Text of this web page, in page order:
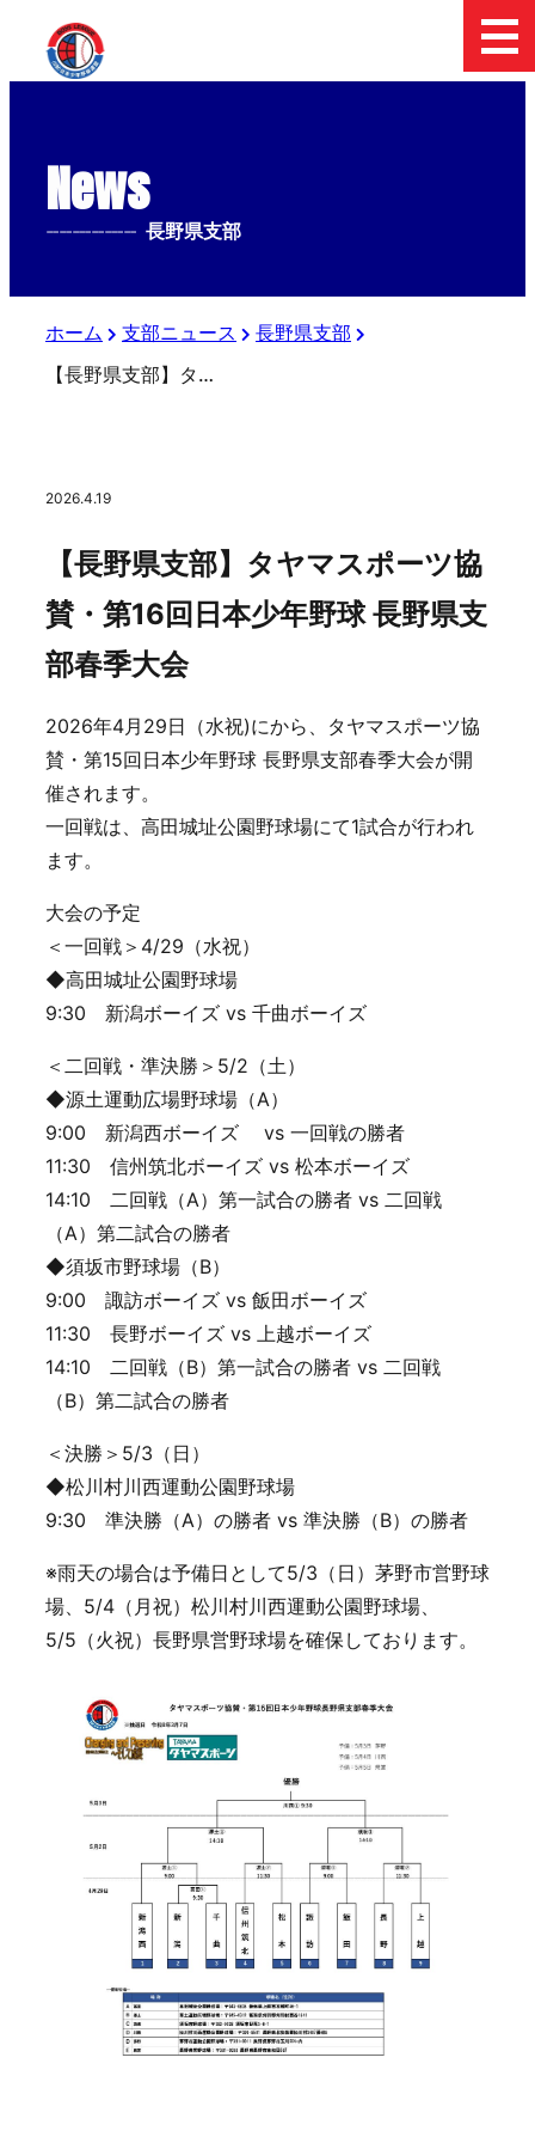
News
-------------- 長野県支部
ホーム 支部ニュース
長野県支部
【長野県支部】タヤマスポーツ協賛・第16回日本少年野球 長野県支部春季大会
2026.4.19
【長野県支部】タヤマスポーツ協
賛・第16回日本少年野球 長野県支
部春季大会
2026年4月29日（水祝)にから、タヤマスポーツ協
賛・第15回日本少年野球 長野県支部春季大会が開
催されます。
一回戦は、高田城址公園野球場にて1試合が行われ
ます。
大会の予定
＜一回戦＞4/29（水祝）
◆高田城址公園野球場
9:30 新潟ボーイズ vs 千曲ボーイズ
＜二回戦・準決勝＞5/2（土）
◆源土運動広場野球場（A）
9:00 新潟西ボーイズ vs 一回戦の勝者
11:30 信州筑北ボーイズ vs 松本ボーイズ
14:10 二回戦（A）第一試合の勝者 vs 二回戦
（A）第二試合の勝者
◆須坂市野球場（B）
9:00 諏訪ボーイズ vs 飯田ボーイズ
11:30 長野ボーイズ vs 上越ボーイズ
14:10 二回戦（B）第一試合の勝者 vs 二回戦
（B）第二試合の勝者
＜決勝＞5/3（日）
◆松川村川西運動公園野球場
9:30 準決勝（A）の勝者 vs 準決勝（B）の勝者
※雨天の場合は予備日として5/3（日）茅野市営野球
場、5/4（月祝）松川村川西運動公園野球場、
5/5（火祝）長野県営野球場を確保しております。